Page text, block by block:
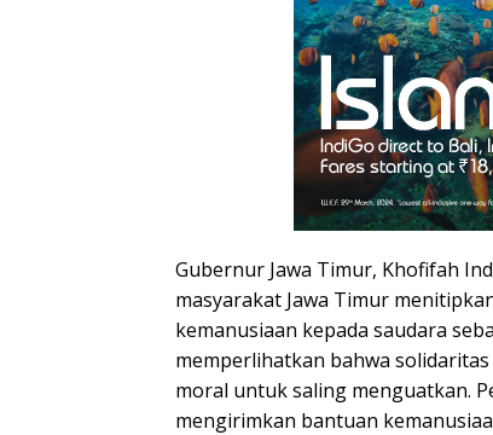
Gubernur Jawa Timur, Khofifah
masyarakat Jawa Timur
kemanusiaan kepada saudara
memperlihatkan bahwa
moral untuk saling menguatkan.
mengirimkan bantuan